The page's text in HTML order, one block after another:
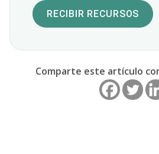
RECIBIR RECURSOS
Comparte este artículo